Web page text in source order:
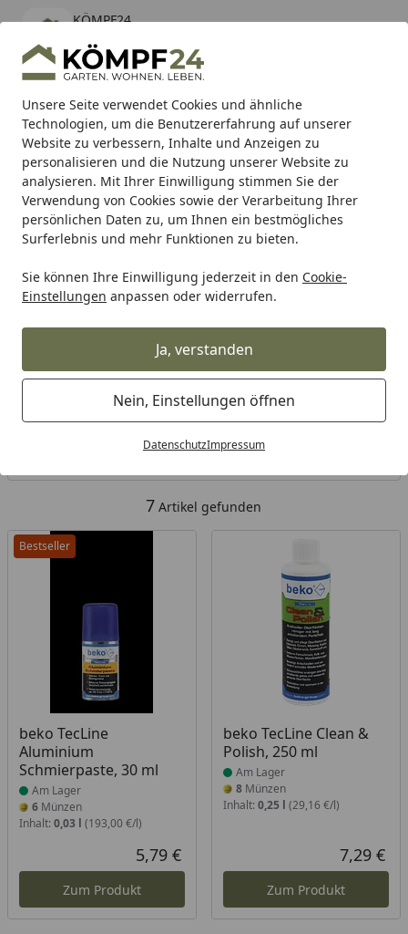
Unsere Seite verwendet Cookies und ähnliche
Technologien, um die Benutzererfahrung auf unserer
Website zu verbessern, Inhalte und Anzeigen zu
personalisieren und die Nutzung unserer Website zu
analysieren. Mit Ihrer Einwilligung stimmen Sie der
Verwendung von Cookies sowie der Verarbeitung Ihrer
persönlichen Daten zu, um Ihnen ein bestmögliches
Surferlebnis und mehr Funktionen zu bieten.
Sie können Ihre Einwilligung jederzeit in den Cookie-
Einstellungen anpassen oder widerrufen.
Ja, verstanden
Nein, Einstellungen öffnen
DatenschutzImpressum
KÖMPF24
kostenlos - Im App Store
Hotline
Alle Produkte
Mein Konto
Suchen
Karibu Pools inkl. gratis Sandfilteranlage & Pool-
Starterset (Gesamtwert bis 468,99€)
Startseite
Beko Weitere Chemie Weitere Reiniger
Weitere Beko Reiniger
Ihre Artikelübersicht
Kategorien
7 Artikel gefunden
Bestseller
beko TecLine
Aluminium
Schmierpaste, 30 ml
Produkt am Lager
Am Lager
6 Münzen
Inhalt: 0,03 l (193,00 €/l)
Aktueller Preis
5,79 €
Zum Produkt
beko TecLine Clean &
Polish, 250 ml
Produkt am Lager
Am Lager
8Münzen
Inhalt: 0,25 l (29,16 €/l)
7,29 €
Zum Produkt